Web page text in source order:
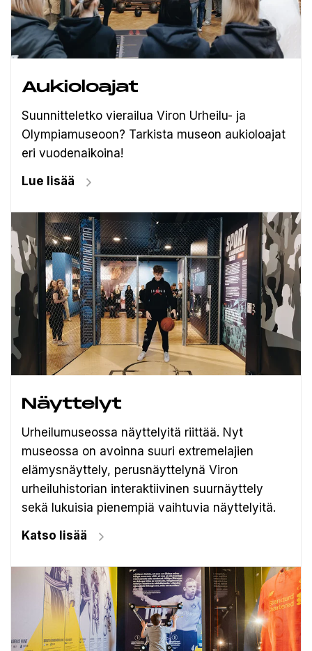
Aukioloajat
Suunnitteletko vierailua Viron Urheilu- ja
Olympiamuseoon? Tarkista museon aukioloajat
eri vuodenaikoina!
Lue lisää
Näyttelyt
Urheilumuseossa näyttelyitä riittää. Nyt
museossa on avoinna suuri extremelajien
elämysnäyttely, perusnäyttelynä Viron
urheiluhistorian interaktiivinen suurnäyttely
sekä lukuisia pienempiä vaihtuvia näyttelyitä.
Katso lisää